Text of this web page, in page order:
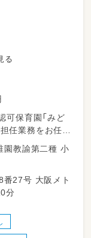
る
可保育園「みど
任業務をお任せ
育計画・記録）
はICT化でPC
大阪メト
分